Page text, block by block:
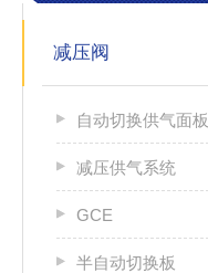
减压阀
自动切换供气面板
减压供气系统
GCE
半自动切换板